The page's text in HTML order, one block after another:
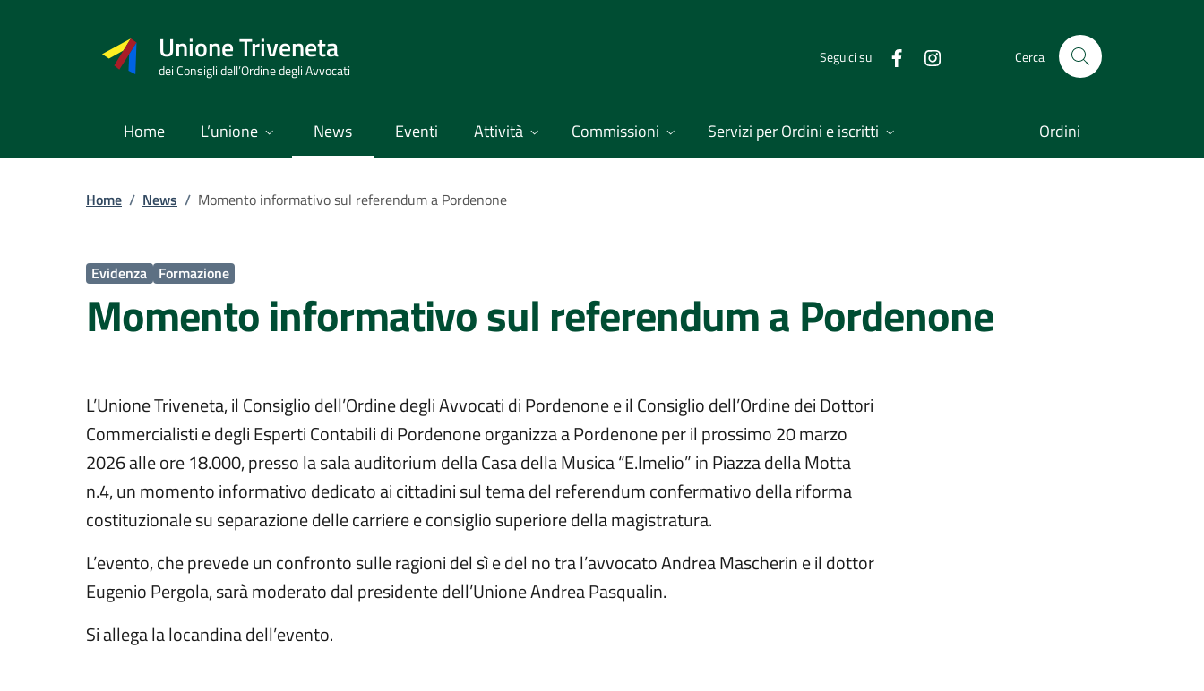
Unione Triveneta
dei Consigli dell’Ordine degli Avvocati
Seguici su Cerca
Home L’unione News Eventi Attività Commissioni Servizi per Ordini e iscritti Ordini
Home / News / Momento informativo sul referendum a Pordenone
Evidenza Formazione
Momento informativo sul referendum a Pordenone
L’Unione Triveneta, il Consiglio dell’Ordine degli Avvocati di Pordenone e il Consiglio dell’Ordine dei Dottori
Commercialisti e degli Esperti Contabili di Pordenone organizza a Pordenone per il prossimo 20 marzo
2026 alle ore 18.000, presso la sala auditorium della Casa della Musica “E.Imelio” in Piazza della Motta
n.4, un momento informativo dedicato ai cittadini sul tema del referendum confermativo della riforma
costituzionale su separazione delle carriere e consiglio superiore della magistratura.
L’evento, che prevede un confronto sulle ragioni del sì e del no tra l’avvocato Andrea Mascherin e il dottor
Eugenio Pergola, sarà moderato dal presidente dell’Unione Andrea Pasqualin.
Si allega la locandina dell’evento.